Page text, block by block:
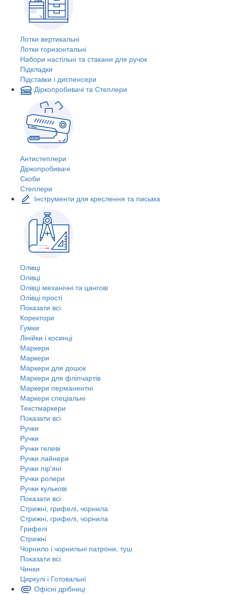
Лотки вертикальні
Лотки горизонтальні
Набори настільні та стакани для ручок
Підкладки
Підставки і диспенсери
Діркопробивачі та Степлери
Антистеплери
Діркопробивачі
Скоби
Степлери
Інструменти для креслення та письма
Олівці
Олівці
Олівці механічні та цангові
Олівці прості
Показати всі
Коректори
Гумки
Лінійки і косинці
Маркери
Маркери
Маркери для дошок
Маркери для фліпчартів
Маркери перманентні
Маркери спеціальні
Текстмаркери
Показати всі
Ручки
Ручки
Ручки гелеві
Ручки лайнери
Ручки пір'яні
Ручки ролери
Ручки кулькові
Показати всі
Стрижні, грифелі, чорнила
Стрижні, грифелі, чорнила
Грифелі
Стрижні
Чорнило і чорнильні патрони, туш
Показати всі
Чинки
Циркулі і Готовальні
Офісні дрібниці